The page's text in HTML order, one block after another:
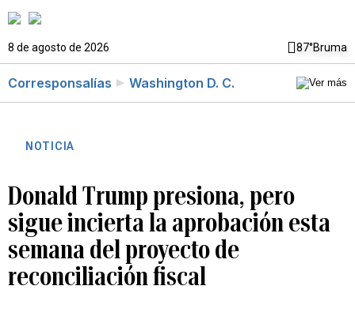
8 de agosto de 2026 87°Bruma
Corresponsalías Washington D. C.
NOTICIA
Donald Trump presiona, pero
sigue incierta la aprobación esta
semana del proyecto de
reconciliación fiscal